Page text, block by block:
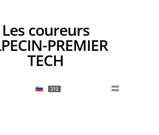
Les coureurs
PREMIER
TECH
212